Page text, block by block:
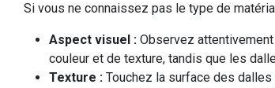
Si vous ne connaissez pas le type de
Aspect visuel : Observez
couleur et de texture, tandis que les
Texture : Touchez la surface des